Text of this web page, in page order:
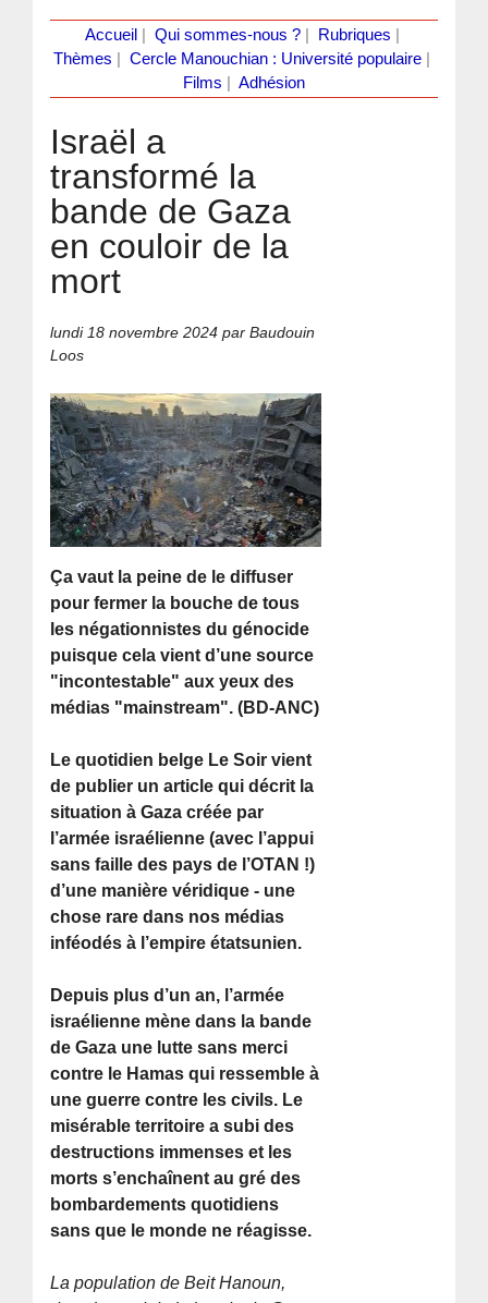
Accueil Qui sommes-nous ?| Rubriques
Thèmes
Cercle Manouchian : Université populaire
Films
Adhésion
Israël a
transformé la
bande de Gaza
en couloir de la
mort
lundi 18 novembre 2024 par Baudouin
Loos
Ça vaut la peine de le diffuser
pour fermer la bouche de tous
les négationnistes du génocide
puisque cela vient d’une source
"incontestable" aux yeux des
médias "mainstream". (BD-ANC)
Le quotidien belge Le Soir vient
de publier un article qui décrit la
situation à Gaza créée par
l’armée israélienne (avec l’appui
sans faille des pays de l’OTAN !)
d’une manière véridique - une
chose rare dans nos médias
inféodés à l’empire étatsunien.
Depuis plus d’un an, l’armée
israélienne mène dans la bande
de Gaza une lutte sans merci
contre le Hamas qui ressemble à
une guerre contre les civils. Le
misérable territoire a subi des
destructions immenses et les
morts s’enchaînent au gré des
bombardements quotidiens
sans que le monde ne réagisse.
La population de Beit Hanoun,